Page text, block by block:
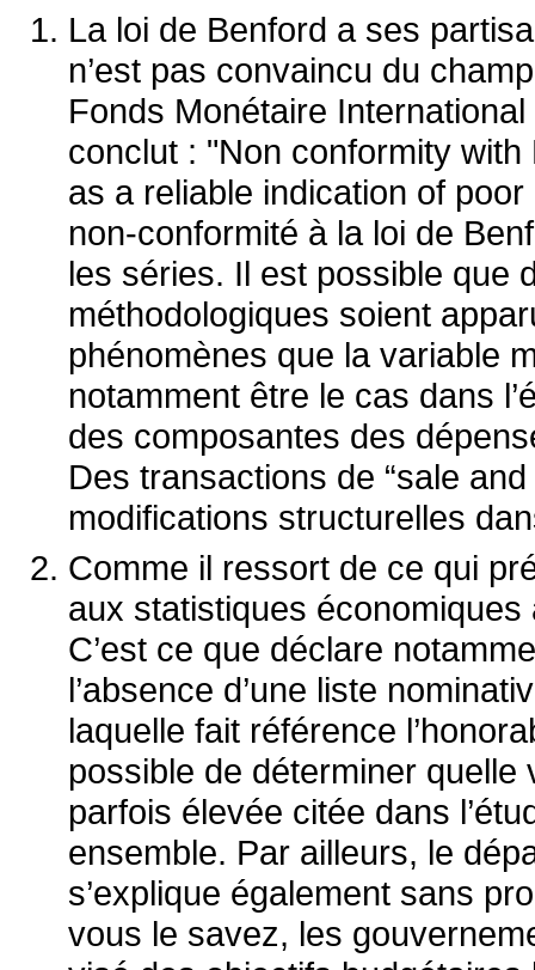
La loi de Benford a ses
n’est pas convaincu du
Fonds Monétaire
conclut : "Non conformity
as a reliable indication of
non-conformité à la loi de
les séries. Il est possible que
méthodologiques soient
phénomènes que la variable
notamment être le cas dans
des composantes des
Des transactions de “sale
modifications structurelles
Comme il ressort de ce qui
aux statistiques
C’est ce que déclare
l’absence d’une liste
laquelle fait référence
possible de déterminer quelle
parfois élevée citée dans
ensemble. Par ailleurs, le
s’explique également sans
vous le savez, les